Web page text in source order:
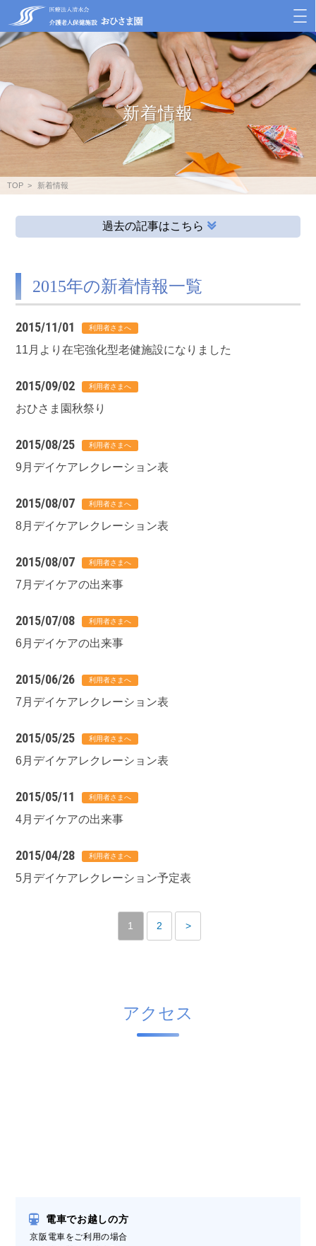
新着情報
TOP 新着情報
過去の記事はこちら
2015年の新着情報一覧
2015/11/01
11月より在宅強化型老健施設になりました
2015/09/02
おひさま園秋祭り
2015/08/25
9月デイケアレクレーション表
2015/08/07
8月デイケアレクレーション表
2015/08/07
7月デイケアの出来事
2015/07/08
6月デイケアの出来事
2015/06/26
7月デイケアレクレーション表
2015/05/25
6月デイケアレクレーション表
2015/05/11
4月デイケアの出来事
2015/04/28
5月デイケアレクレーション予定表
1 2 >
アクセス
電車でお越しの方
京阪電車をご利用の場合